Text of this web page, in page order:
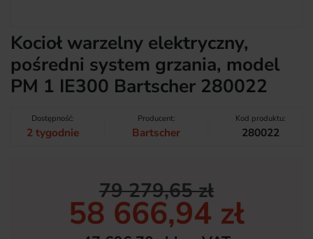
Kocioł warzelny elektryczny,
pośredni system grzania, model
PM 1 IE300 Bartscher 280022
Dostępność:
2 tygodnie
Producent:
Bartscher
Kod produktu:
280022
79 279,65 zł
58 666,94 zł